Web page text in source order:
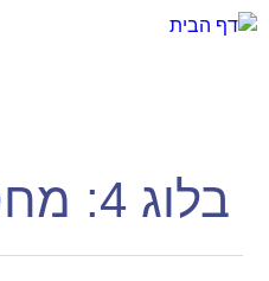
בלוג 4: מחסומי מעבר